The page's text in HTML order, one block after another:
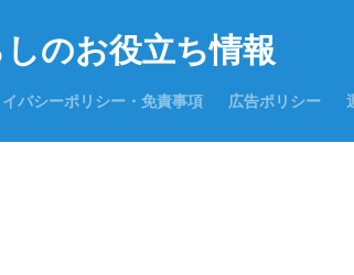
のお役立ち情報
バシーポリシー・免責事項 広告ポリシー